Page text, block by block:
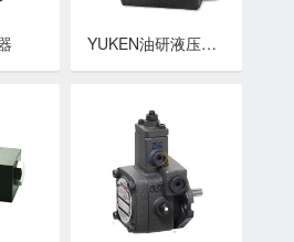
YUKEN油研液压阀 方向控制閥 DSHG系列电液换向阀